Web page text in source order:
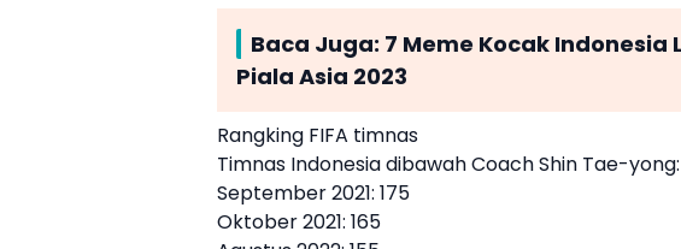
Baca Juga: 7 Meme Kocak Indonesia
Piala Asia 2023
Rangking FIFA timnas
Timnas Indonesiadibawah CoachShin Tae-yong:
September 2021: 175
Oktober 2021: 165